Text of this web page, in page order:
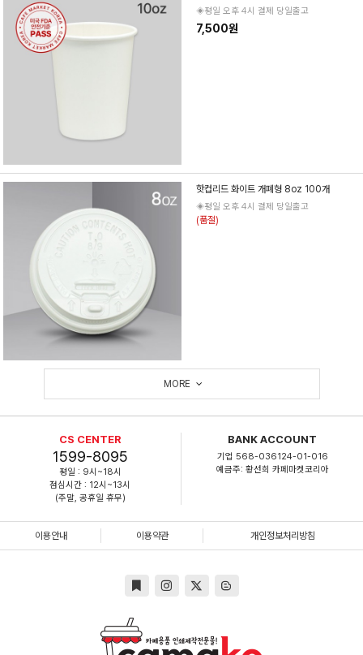
◈평일 오후 4시 결제 당일출고
7,500원
핫컵리드 화이트 개폐형 8oz 100개
◈평일 오후 4시 결제 당일출고
(품절)
MORE
CS CENTER
1599-8095
평일 : 9시~18시
점심시간 : 12시~13시
(주말, 공휴일 휴무)
BANK ACCOUNT
기업 568-036124-01-016
예금주: 황선희 카페마켓코리아
이용안내 이용약관 개인정보처리방침